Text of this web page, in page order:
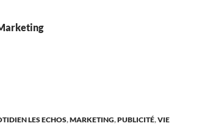
LES ECHOS,MARKETING,PUBLICITÉ,VIE